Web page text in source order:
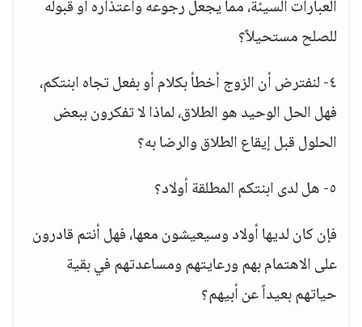
العبارات السيئة، مما يجعل رجوعه واعتذاره أو قبوله
للصلح مستحيلاً؟
٤- لنفترض أن الزوج أخطأ بكلام أو بفعل تجاه ابنتكم،
فهل الحل الوحيد هو الطلاق، لماذا لا تفكرون ببعض
الحلول قبل إيقاع الطلاق والرضا به؟
٥- هل لدى ابنتكم المطلقة أولاد؟
فإن كان لديها أولاد وسيعيشون معها، فهل أنتم قادرون
على الاهتمام بهم ورعايتهم ومساعدتهم في بقية
حياتهم بعيداً عن أبيهم؟